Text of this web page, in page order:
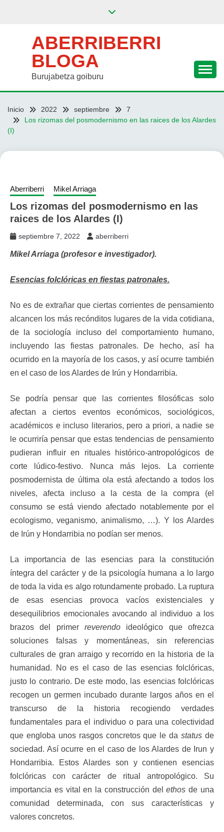
ABERRIBERRI
BLOGA
Burujabetza goiburu
Inicio 2022 septiembre
7
Los rizomas del posmodernismo en las raices de los Alardes
(I)
Aberriberri Mikel Arriaga
Los rizomas del posmodernismo en las
raices de los Alardes (I)
septiembre 7, 2022 aberriberri
Mikel Arriaga (profesor e investigador).
Esencias folclóricas en fiestas patronales.
No es de extrañar que ciertas corrientes de pensamiento
alcancen los más recónditos lugares de la vida cotidiana,
de la sociología incluso del comportamiento humano,
incluyendo las fiestas patronales. De hecho, así ha
ocurrido en la mayoría de los casos, y así ocurre también
en el caso de los Alardes de Irún y Hondarribia.
Se podría pensar que las corrientes filosóficas solo
afectan a ciertos eventos económicos, sociológicos,
académicos e incluso literarios, pero a priori, a nadie se
le ocurriría pensar que estas tendencias de pensamiento
pudieran influir en rituales histórico-antropológicos de
corte lúdico-festivo. Nunca más lejos. La corriente
posmodernista de última ola está afectando a todos los
niveles, afecta incluso a la cesta de la compra (el
consumo se está viendo afectado notablemente por el
ecologismo, veganismo, animalismo, …). Y los Alardes
de Irún y Hondarribia no podían ser menos.
La importancia de las esencias para la constitución
íntegra del carácter y de la psicología humana a lo largo
de toda la vida es algo rotundamente probado. La ruptura
de esas esencias provoca vacíos existenciales y
desequilibrios emocionales avocando al individuo a los
brazos del primer reverendo ideológico que ofrezca
soluciones falsas y momentáneas, sin referencias
culturales de gran arraigo y recorrido en la historia de la
humanidad. No es el caso de las esencias folclóricas,
justo lo contrario. De este modo, las esencias folclóricas
recogen un germen incubado durante largos años en el
transcurso de la historia recogiendo verdades
fundamentales para el individuo o para una colectividad
que engloba unos rasgos concretos que le dastatus de
sociedad. Así ocurre en el caso de los Alardes de Irun y
Hondarribia. Estos Alardes son y contienen esencias
folclóricas con carácter de ritual antropológico. Su
importancia es vital en la construcción delethos de una
comunidad determinada, con sus características y
valores concretos.